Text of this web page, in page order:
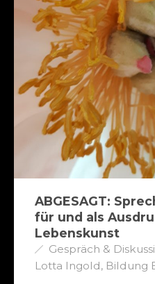
ABGESAGT:
für und als
Lebenskunst
Gespräch &
Lotta Ingold, Bildung